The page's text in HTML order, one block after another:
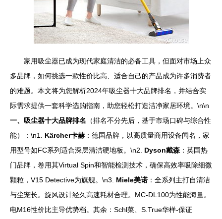
家用吸尘器已成为现代家庭清洁的必备工具，但面对市场上众
多品牌，如何挑选一款性价比高、适合自己的产品成为许多消费者
的难题。本文将为您解析2024年吸尘器十大品牌排名，并结合实
际需求提供一套科学选购指南，助您轻松打造洁净家居环境。\n\n
一、吸尘器十大品牌排名 （排名不分先后，基于市场口碑与综合性
能）：\n1. Kärcher卡赫 ：德国品牌，以高质量商用设备闻名，家
用型号如FC系列适合深层清洁硬地板。\n2. Dyson戴森 ：英国热
门品牌，卷用其Virtual Spin和智能检测技术，确保高效率吸除细微
颗粒，V15 Detective为旗舰。\n3. Miele美诺 ：全系列主打自清洁
与尘宠长。旋风设计经久高速耗材合理。MC-DL100为性能海量。
电M16性价比主导优势档。其余：Schl菜、S.True华样-保证